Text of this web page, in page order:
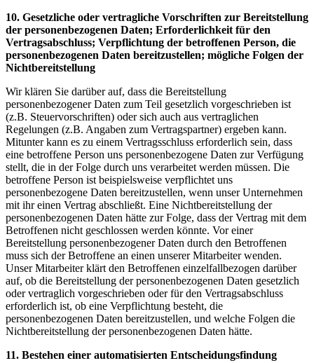
10. Gesetzliche oder vertragliche Vorschriften zur Bereitstellung
der personenbezogenen Daten; Erforderlichkeit für den
Vertragsabschluss; Verpflichtung der betroffenen Person, die
personenbezogenen Daten bereitzustellen; mögliche Folgen der
Nichtbereitstellung
Wir klären Sie darüber auf, dass die Bereitstellung
personenbezogener Daten zum Teil gesetzlich vorgeschrieben ist
(z.B. Steuervorschriften) oder sich auch aus vertraglichen
Regelungen (z.B. Angaben zum Vertragspartner) ergeben kann.
Mitunter kann es zu einem Vertragsschluss erforderlich sein, dass
eine betroffene Person uns personenbezogene Daten zur Verfügung
stellt, die in der Folge durch uns verarbeitet werden müssen. Die
betroffene Person ist beispielsweise verpflichtet uns
personenbezogene Daten bereitzustellen, wenn unser Unternehmen
mit ihr einen Vertrag abschließt. Eine Nichtbereitstellung der
personenbezogenen Daten hätte zur Folge, dass der Vertrag mit dem
Betroffenen nicht geschlossen werden könnte. Vor einer
Bereitstellung personenbezogener Daten durch den Betroffenen
muss sich der Betroffene an einen unserer Mitarbeiter wenden.
Unser Mitarbeiter klärt den Betroffenen einzelfallbezogen darüber
auf, ob die Bereitstellung der personenbezogenen Daten gesetzlich
oder vertraglich vorgeschrieben oder für den Vertragsabschluss
erforderlich ist, ob eine Verpflichtung besteht, die
personenbezogenen Daten bereitzustellen, und welche Folgen die
Nichtbereitstellung der personenbezogenen Daten hätte.
11. Bestehen einer automatisierten Entscheidungsfindung